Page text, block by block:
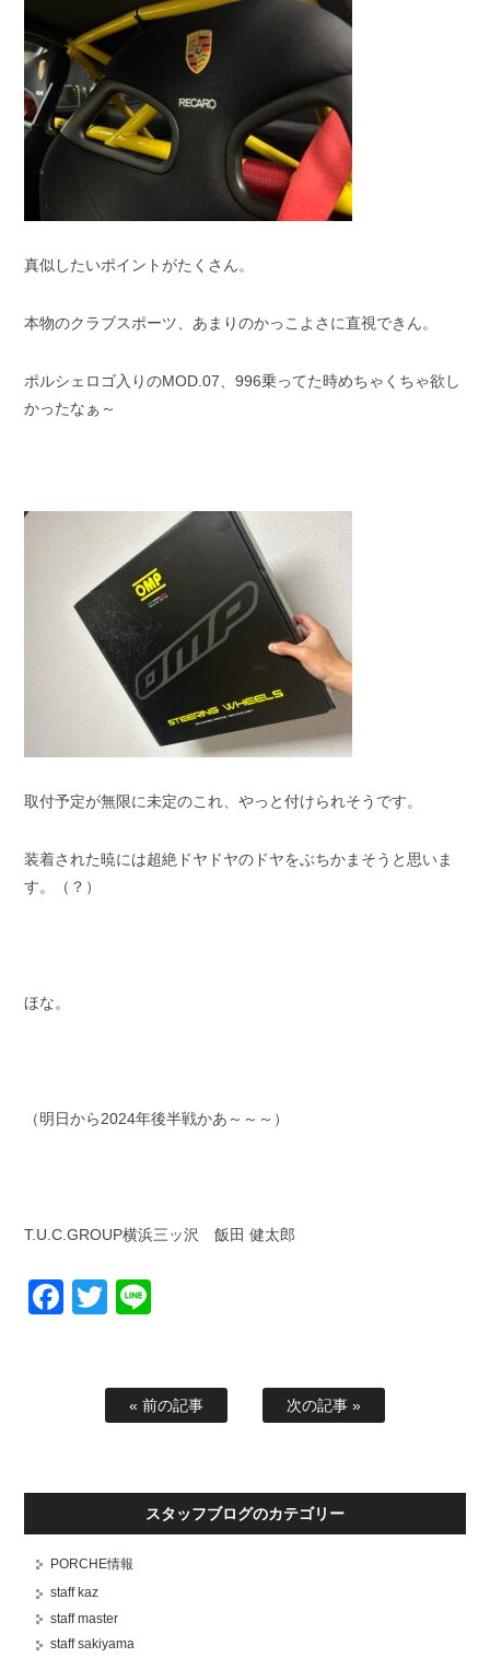
真似したいポイントがたくさん。
本物のクラブスポーツ、あまりのかっこよさに直視できん。
ポルシェロゴ入りのMOD.07、996乗ってた時めちゃくちゃ欲し
かったなぁ～
取付予定が無限に未定のこれ、やっと付けられそうです。
装着された暁には超絶ドヤドヤのドヤをぶちかまそうと思いま
す。（？）
ほな。
（明日から2024年後半戦かあ～～～）
T.U.C.GROUP横浜三ッ沢 飯田 健太郎
Facebook
Twitter
« 前の記事 次の記事 »
スタッフブログのカテゴリー
PORCHE情報
staff kaz
staff master
staff sakiyama